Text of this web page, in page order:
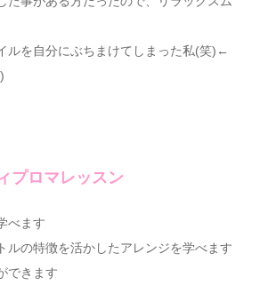
ルを自分にぶちまけてしまった私(笑)←
プロマレッスン
べます
ルの特徴を活かしたアレンジを学べます
できます